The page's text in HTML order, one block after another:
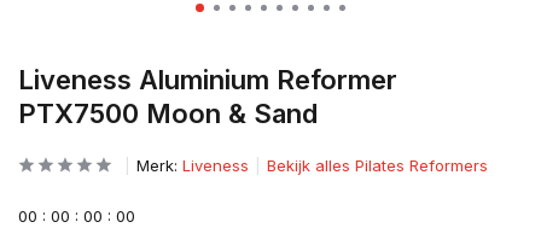
Liveness Aluminium Reformer
PTX7500 Moon & Sand
Merk: Liveness Bekijk alles Pilates Reformers
00 : 00 : 00 : 00